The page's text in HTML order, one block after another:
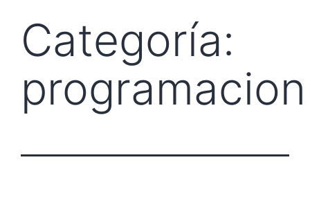
Categoría:
programacion